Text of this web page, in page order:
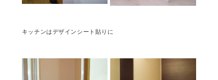
キッチンはデザインシート貼りに